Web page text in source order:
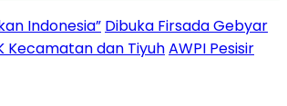
Indonesia” Dibuka Firsada Gebyar
Kecamatan dan TiyuhAWPI Pesisir